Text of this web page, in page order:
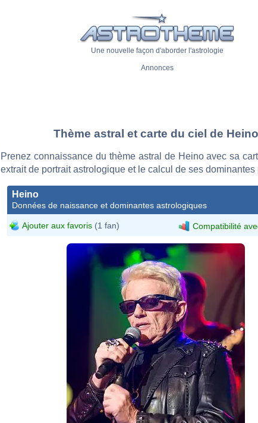
Une nouvelle façon d'aborder l'astrologie
Annonces
Thème astral et carte du ciel de Heino
Prenez connaissance du thème astral de Heino avec sa
extrait de portrait astrologique et le calcul de ses dominantes
Heino
Données de naissance et dominantes astrologiques
Ajouter aux favoris (1 fan) Compatibilité